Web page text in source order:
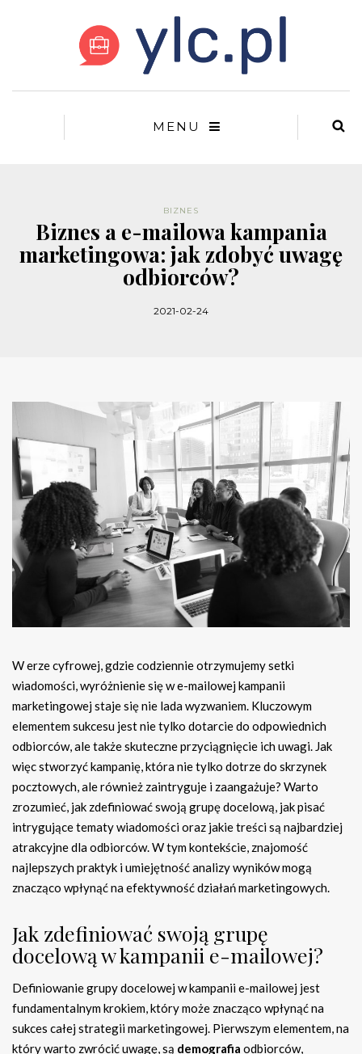
MENU
BIZNES
Biznes a e-mailowa kampania
marketingowa: jak zdobyć uwagę
odbiorców?
2021-02-24
W erze cyfrowej, gdzie codziennie otrzymujemy setki
wiadomości, wyróżnienie się w e-mailowej kampanii
marketingowej staje się nie lada wyzwaniem. Kluczowym
elementem sukcesu jest nie tylko dotarcie do odpowiednich
odbiorców, ale także skuteczne przyciągnięcie ich uwagi. Jak
więc stworzyć kampanię, która nie tylko dotrze do skrzynek
pocztowych, ale również zaintryguje i zaangażuje? Warto
zrozumieć, jak zdefiniować swoją grupę docelową, jak pisać
intrygujące tematy wiadomości oraz jakie treści są najbardziej
atrakcyjne dla odbiorców. W tym kontekście, znajomość
najlepszych praktyk i umiejętność analizy wyników mogą
znacząco wpłynąć na efektywność działań marketingowych.
Jak zdefiniować swoją grupę
docelową w kampanii e-mailowej?
Definiowanie grupy docelowej w kampanii e-mailowej jest
fundamentalnym krokiem, który może znacząco wpłynąć na
sukces całej strategii marketingowej. Pierwszym elementem, na
który warto zwrócić uwagę, są demografia odbiorców,